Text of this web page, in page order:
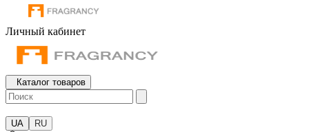
Личный кабинет
Каталог товаров
UA RU